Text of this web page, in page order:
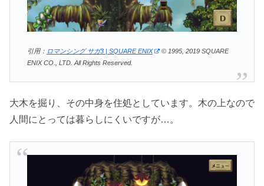
引用： ロマンシング サガ3 | SQUARE ENIX
© 1995, 2019 SQUARE
ENIX CO., LTD. All Rights Reserved.
大木を掘り、その中身を住処としています。木の上なので
人間にとっては暮らしにくいですが…。